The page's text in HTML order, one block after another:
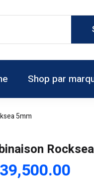
Shop par
5mm
39,500.00